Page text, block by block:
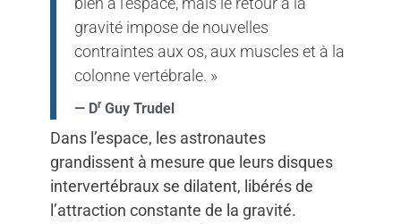
gravité impose de nouvelles
contraintes aux os, aux muscles et à la
colonne vertébrale. »
— DrGuy Trudel
Dans l’espace, les astronautes
grandissent à mesure que leurs disques
intervertébraux se dilatent, libérés de
l’attraction constante de la gravité.